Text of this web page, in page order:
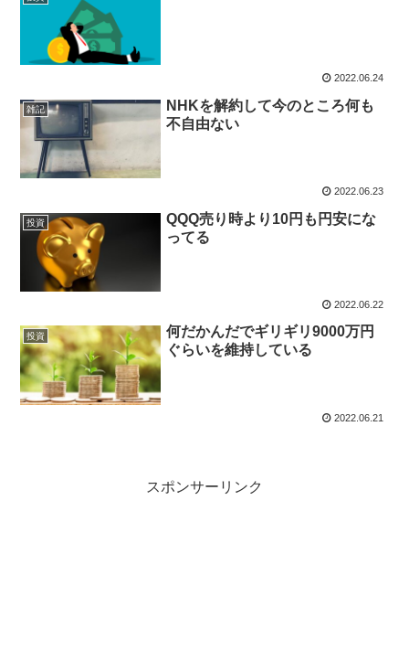
2022.06.24
雑記
NHKを解約して今のところ何も
不自由ない
2022.06.23
投資
QQQ売り時より10円も円安にな
ってる
2022.06.22
投資
何だかんだでギリギリ9000万円
ぐらいを維持している
2022.06.21
スポンサーリンク